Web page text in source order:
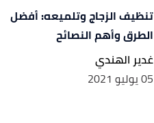
تنظيف الزجاج وتلميعه: أفضل
الطرق وأهم النصائح
غدير الهندي
05 يوليو 2021